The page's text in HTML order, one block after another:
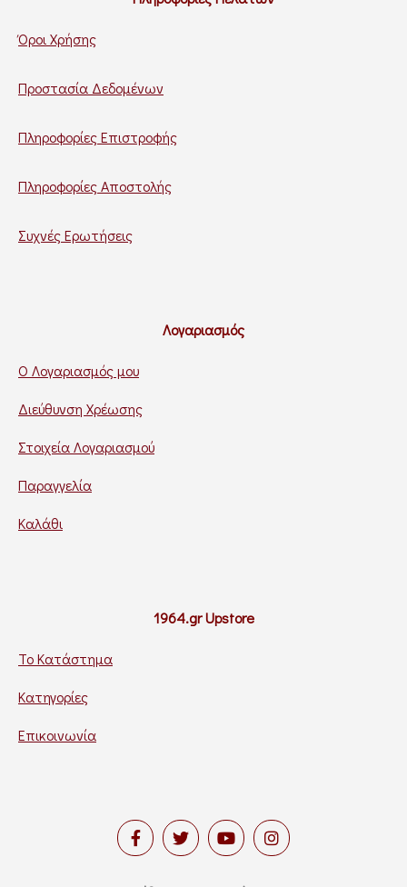
Όροι Χρήσης
Προστασία Δεδομένων
Πληροφορίες Επιστροφής
Πληροφορίες Αποστολής
Συχνές Ερωτήσεις
Λογαριασμός
Ο Λογαριασμός μου
Διεύθυνση Χρέωσης
Στοιχεία Λογαριασμού
Παραγγελία
Καλάθι
1964.gr Upstore
Το Κατάστημα
Κατηγορίες
Επικοινωνία